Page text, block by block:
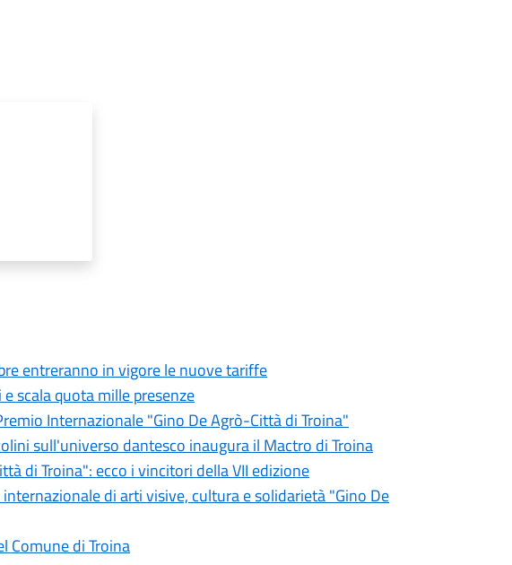
entreranno in vigore le nuove tariffe
scala quota mille presenze
Internazionale "Gino De Agrò-Città di Troina"
sull'universo dantesco inaugura il Mactro di Troina
di Troina": ecco i vincitori della VII edizione
di arti visive, cultura e solidarietà "Gino De
Comune di Troina